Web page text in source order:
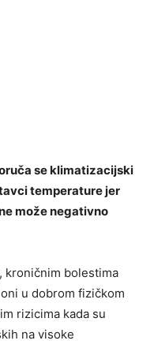
se klimatizacijski
temperature jer
može negativno
kroničnim bolestima
u dobrom fizičkom
rizicima kada su
na visoke